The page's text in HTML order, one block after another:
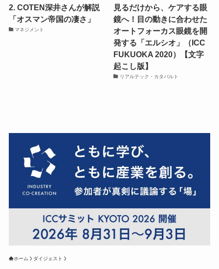
2. COTEN深井さんが解説
「オスマン帝国の凄さ」
マネジメント
見るだけから、ケアする眼
鏡へ！目の動きに合わせた
オートフォーカス眼鏡を開
発する「エルシオ」（ICC
FUKUOKA 2020）【文字
起こし版】
リアルテック・カタパルト
ホーム ダイジェスト